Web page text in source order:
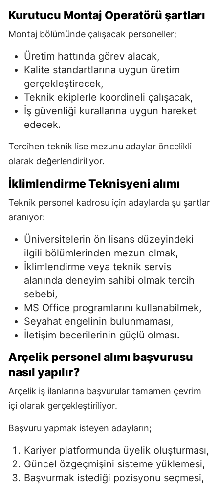
Kurutucu Montaj Operatörü şartları
Montaj bölümünde çalışacak personeller;
Üretim hattında görev alacak,
Kalite standartlarına uygun üretim
gerçekleştirecek,
Teknik ekiplerle koordineli çalışacak,
İş güvenliği kurallarına uygun hareket
edecek.
Tercihen teknik lise mezunu adaylar öncelikli
olarak değerlendiriliyor.
İklimlendirme Teknisyeni alımı
Teknik personel kadrosu için adaylarda şu şartlar
aranıyor:
Üniversitelerin ön lisans düzeyindeki
ilgili bölümlerinden mezun olmak,
İklimlendirme veya teknik servis
alanında deneyim sahibi olmak tercih
sebebi,
MS Office programlarını kullanabilmek,
Seyahat engelinin bulunmaması,
İletişim becerilerinin güçlü olması.
Arçelik personel alımı başvurusu
nasıl yapılır?
Arçelik iş ilanlarına başvurular tamamen çevrim
içi olarak gerçekleştiriliyor.
Başvuru yapmak isteyen adayların;
Kariyer platformunda üyelik oluşturması,
Güncel özgeçmişini sisteme yüklemesi,
Başvurmak istediği pozisyonu seçmesi,